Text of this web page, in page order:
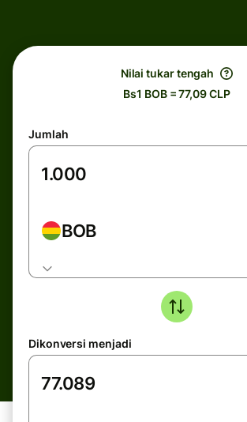
Nilai tukar tengah
Bs1 BOB = 77,09 CLP
Jumlah
BOB
Dikonversi menjadi